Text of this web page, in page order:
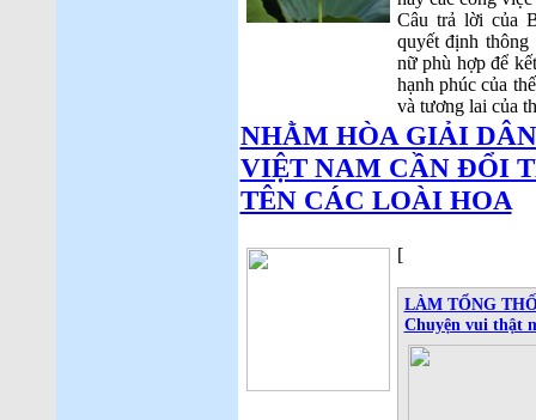
Câu trả lời của
quyết định
nữ phù hợp để
hạnh phúc của
và tương lai của
NHẰM HÒA GIẢI
VIỆT NAM CẦN ĐỔI
TÊN CÁC LOÀI HOA
[
LÀM TỔNG
Chuyện vui thật